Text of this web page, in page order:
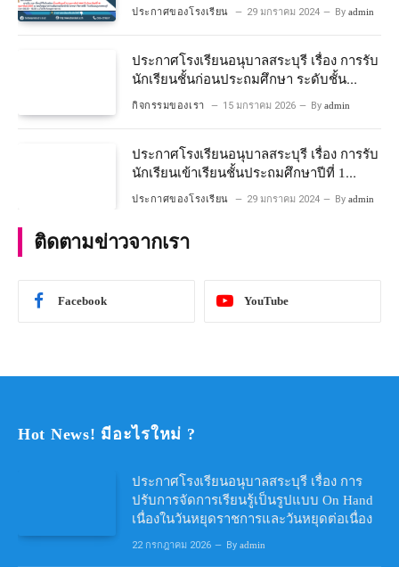
ประกาศของโรงเรียน 29 มกราคม 2024 By admin
ประกาศโรงเรียนอนุบาลสระบุรี เรื่อง การรับ
นักเรียนชั้นก่อนประถมศึกษา ระดับชั้น
อนุบาลปีที่ ๒ ประจำปีการศึกษา ๒๕๖๙
กิจกรรมของเรา 15 มกราคม 2026 By admin
ประกาศโรงเรียนอนุบาลสระบุรี เรื่อง การรับ
นักเรียนเข้าเรียนชั้นประถมศึกษาปีที่ 1
โครงการห้องเรียนพิเศษ วิทยาศาสตร์ และ
ประกาศของโรงเรียน 29 มกราคม 2024 By admin
ติดตามข่าวจากเรา
Facebook YouTube
Hot News! มีอะไรใหม่ ?
ประกาศโรงเรียนอนุบาลสระบุรี เรื่อง การ
ปรับการจัดการเรียนรู้เป็นรูปแบบ On Hand
เนื่องในวันหยุดราชการและวันหยุดต่อเนื่อง
22 กรกฎาคม 2026 By admin